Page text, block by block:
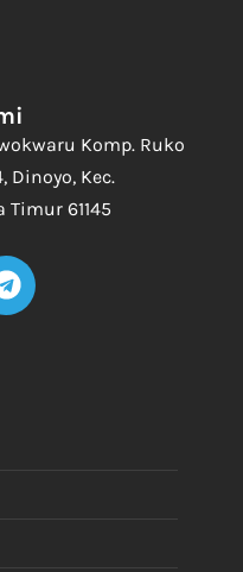
Komp. Ruko
Dinoyo, Kec.
Timur 61145